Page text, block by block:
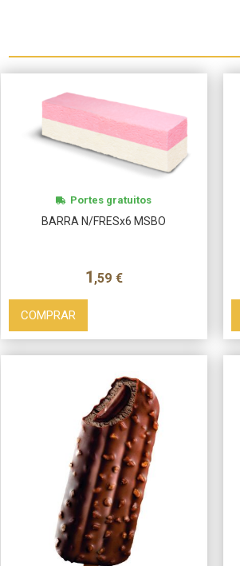
BARRA N/FRESx6 MSBO
1 ,59 €
Portes gratuitos
COMPRAR
Más info